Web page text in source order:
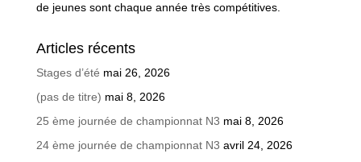
de jeunes sont chaque année très compétitives.
Articles récents
Stages d’été mai 26, 2026
(pas de titre) mai 8, 2026
25 ème journée de championnat N3 mai 8, 2026
24 ème journée de championnat N3 avril 24, 2026